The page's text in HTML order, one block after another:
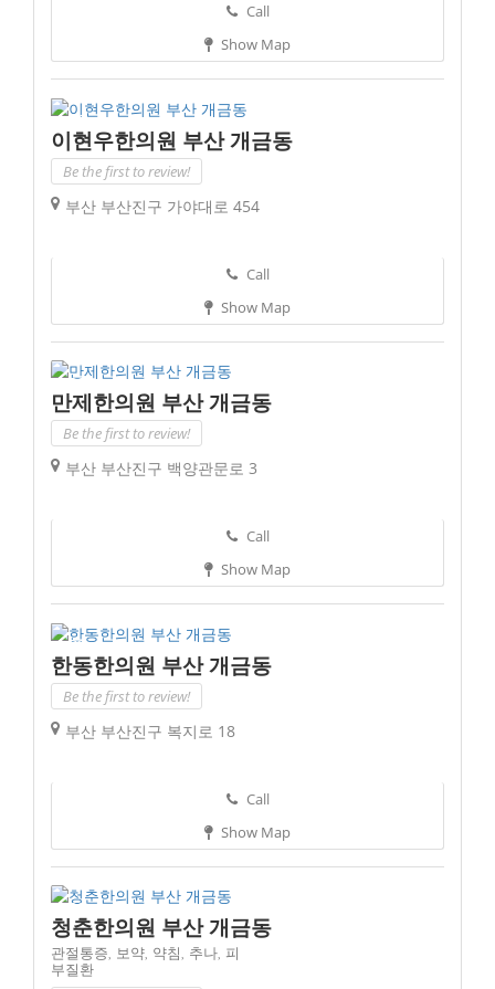
Call
Show Map
이현우한의원 부산 개금동
Be the first to review!
부산 부산진구 가야대로 454
Call
Show Map
만제한의원 부산 개금동
Be the first to review!
부산 부산진구 백양관문로 3
Call
Show Map
한동한의원 부산 개금동
Be the first to review!
부산 부산진구 복지로 18
Call
Show Map
청춘한의원 부산 개금동
관절통증, 보약, 약침, 추나, 피
부질환